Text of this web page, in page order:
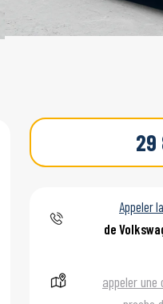
29
Appeler
de
appeler une